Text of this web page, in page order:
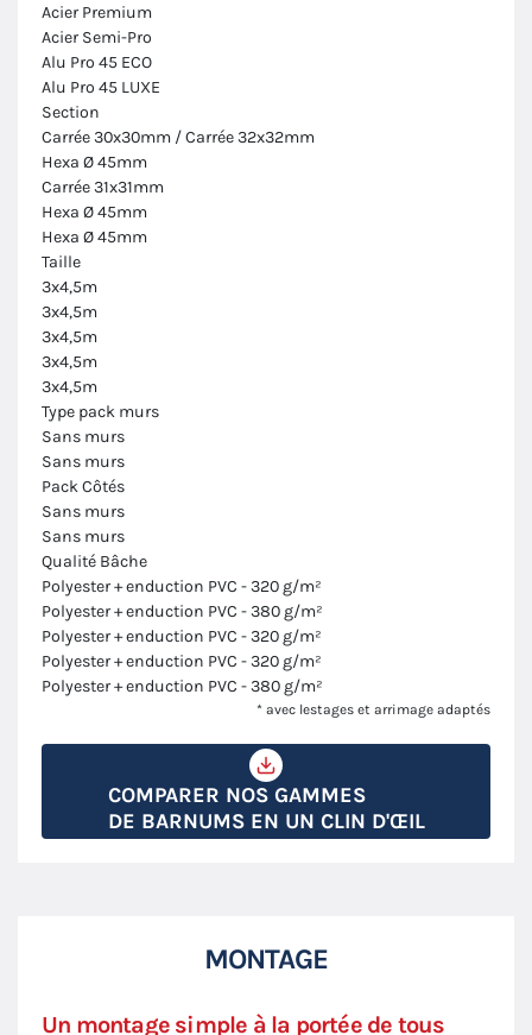
Acier Premium
Acier Semi-Pro
Alu Pro 45 ECO
Alu Pro 45 LUXE
Section
Carrée 30x30mm / Carrée 32x32mm
Hexa Ø 45mm
Carrée 31x31mm
Hexa Ø 45mm
Hexa Ø 45mm
Taille
3x4,5m
3x4,5m
3x4,5m
3x4,5m
3x4,5m
Type pack murs
Sans murs
Sans murs
Pack Côtés
Sans murs
Sans murs
Qualité Bâche
Polyester + enduction PVC - 320 g/m²
Polyester + enduction PVC - 380 g/m²
Polyester + enduction PVC - 320 g/m²
Polyester + enduction PVC - 320 g/m²
Polyester + enduction PVC - 380 g/m²
* avec lestages et arrimage adaptés
COMPARER NOS GAMMES
DE BARNUMS EN UN CLIN D'ŒIL
MONTAGE
Un montage simple à la portée de tous